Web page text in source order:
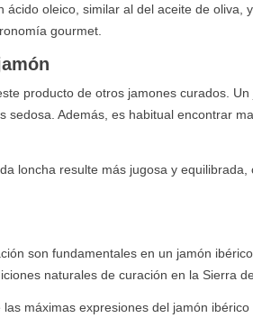
oleico, similar al del aceite de oliva,
gourmet.
producto de otros jamones curados.
Además, es habitual encontrar
loncha resulte más jugosa y equilibrada,
son fundamentales en un jamón
naturales de curación en la Sierra
máximas expresiones del jamón